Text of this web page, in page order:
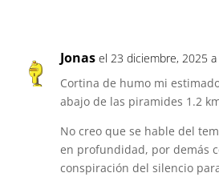
Jonas el 23 diciembre, 2025 a
Cortina de humo mi
abajo de las piramides 1.2
No creo que se hable del
en profundidad, por demás
conspiración del silencio